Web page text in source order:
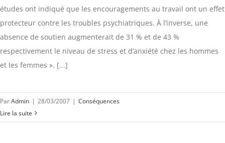
études ont indiqué que les encouragements au travail ont un effet
protecteur contre les troubles psychiatriques. À l’inverse, une
absence de soutien augmenterait de 31 % et de 43 %
respectivement le niveau de stress et d’anxiété chez les hommes
et les femmes ». [...]
ParAdmin | 28/03/2007 | Conséquences
Lire la suite